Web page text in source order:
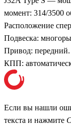
момент: 314/3500
Расположение
Подвеска:
Привод: передний.
КПП:
Если вы нашли
текста и нажмите